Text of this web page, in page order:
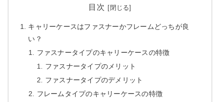
目次
キャリーケースはファスナーかフレームどっちが良
い？
ファスナータイプのキャリーケースの特徴
ファスナータイプのメリット
ファスナータイプのデメリット
フレームタイプのキャリーケースの特徴